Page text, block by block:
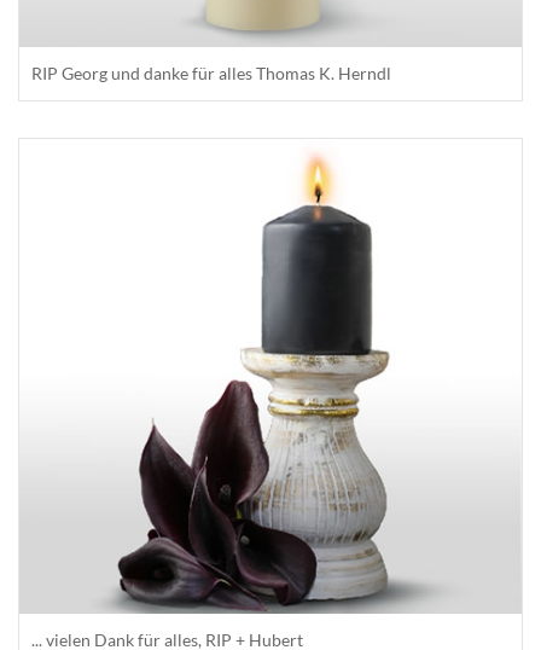
RIP Georg und danke für alles Thomas K. Herndl
... vielen Dank für alles, RIP + Hubert